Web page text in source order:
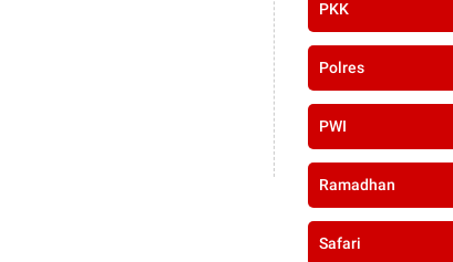
PKK
Polres
PWI
Ramadhan
Safari